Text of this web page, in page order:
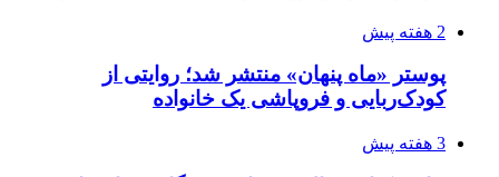
2 هفته پیش
پوستر «ماه پنهان» منتشر شد؛ روایتی از
کودک‌ربایی و فروپاشی یک خانواده
3 هفته پیش